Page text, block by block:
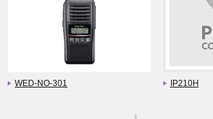
WED-NO-301 IP210H